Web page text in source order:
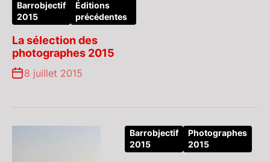
Barrobjectif
2015
Éditions
précédentes
La sélection des
photographes 2015
8 juillet 2015
Barrobjectif
2015
Photographes
2015